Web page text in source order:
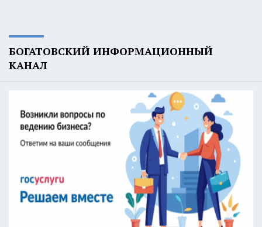
БОГАТОВСКИЙ ИНФОРМАЦИОННЫЙ
КАНАЛ